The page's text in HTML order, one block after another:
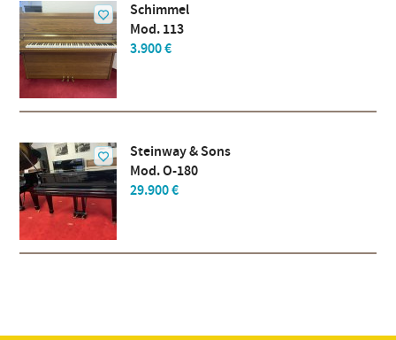
Schimmel
Mod. 113
3.900 €
Steinway & Sons
Mod. O-180
29.900 €